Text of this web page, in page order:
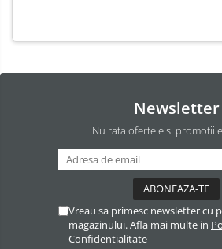
Newsletter
Nu rata ofertele si
Vreau sa primesc newsletter cu
magazinului. Afla mai multe in
Confidentialitate